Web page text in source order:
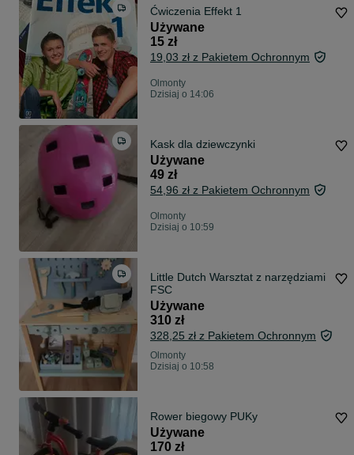
Ćwiczenia Effekt 1
Używane
15 zł
19,03 zł z Pakietem Ochronnym
Olmonty
Dzisiaj o 14:06
Kask dla dziewczynki
Używane
49 zł
54,96 zł z Pakietem Ochronnym
Olmonty
Dzisiaj o 10:59
Little Dutch Warsztat z narzędziami
FSC
Używane
310 zł
328,25 zł z Pakietem Ochronnym
Olmonty
Dzisiaj o 10:58
Rower biegowy PUKy
Używane
170 zł